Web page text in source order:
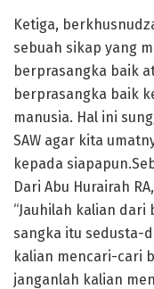
Ketiga,
sebuah sikap yang
berprasangka baik
berprasangka baik
manusia. Hal ini
SAW agar kita
kepada
Dari Abu Hurairah
“Jauhilah kalian
sangka itu sedusta-
kalian mencari-cari
janganlah kalian